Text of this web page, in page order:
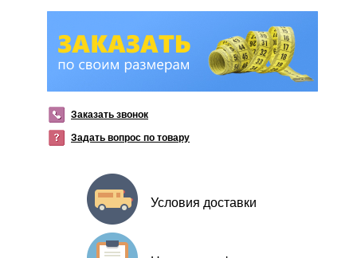
Заказать звонок
Задать вопрос по товару
Условия доставки